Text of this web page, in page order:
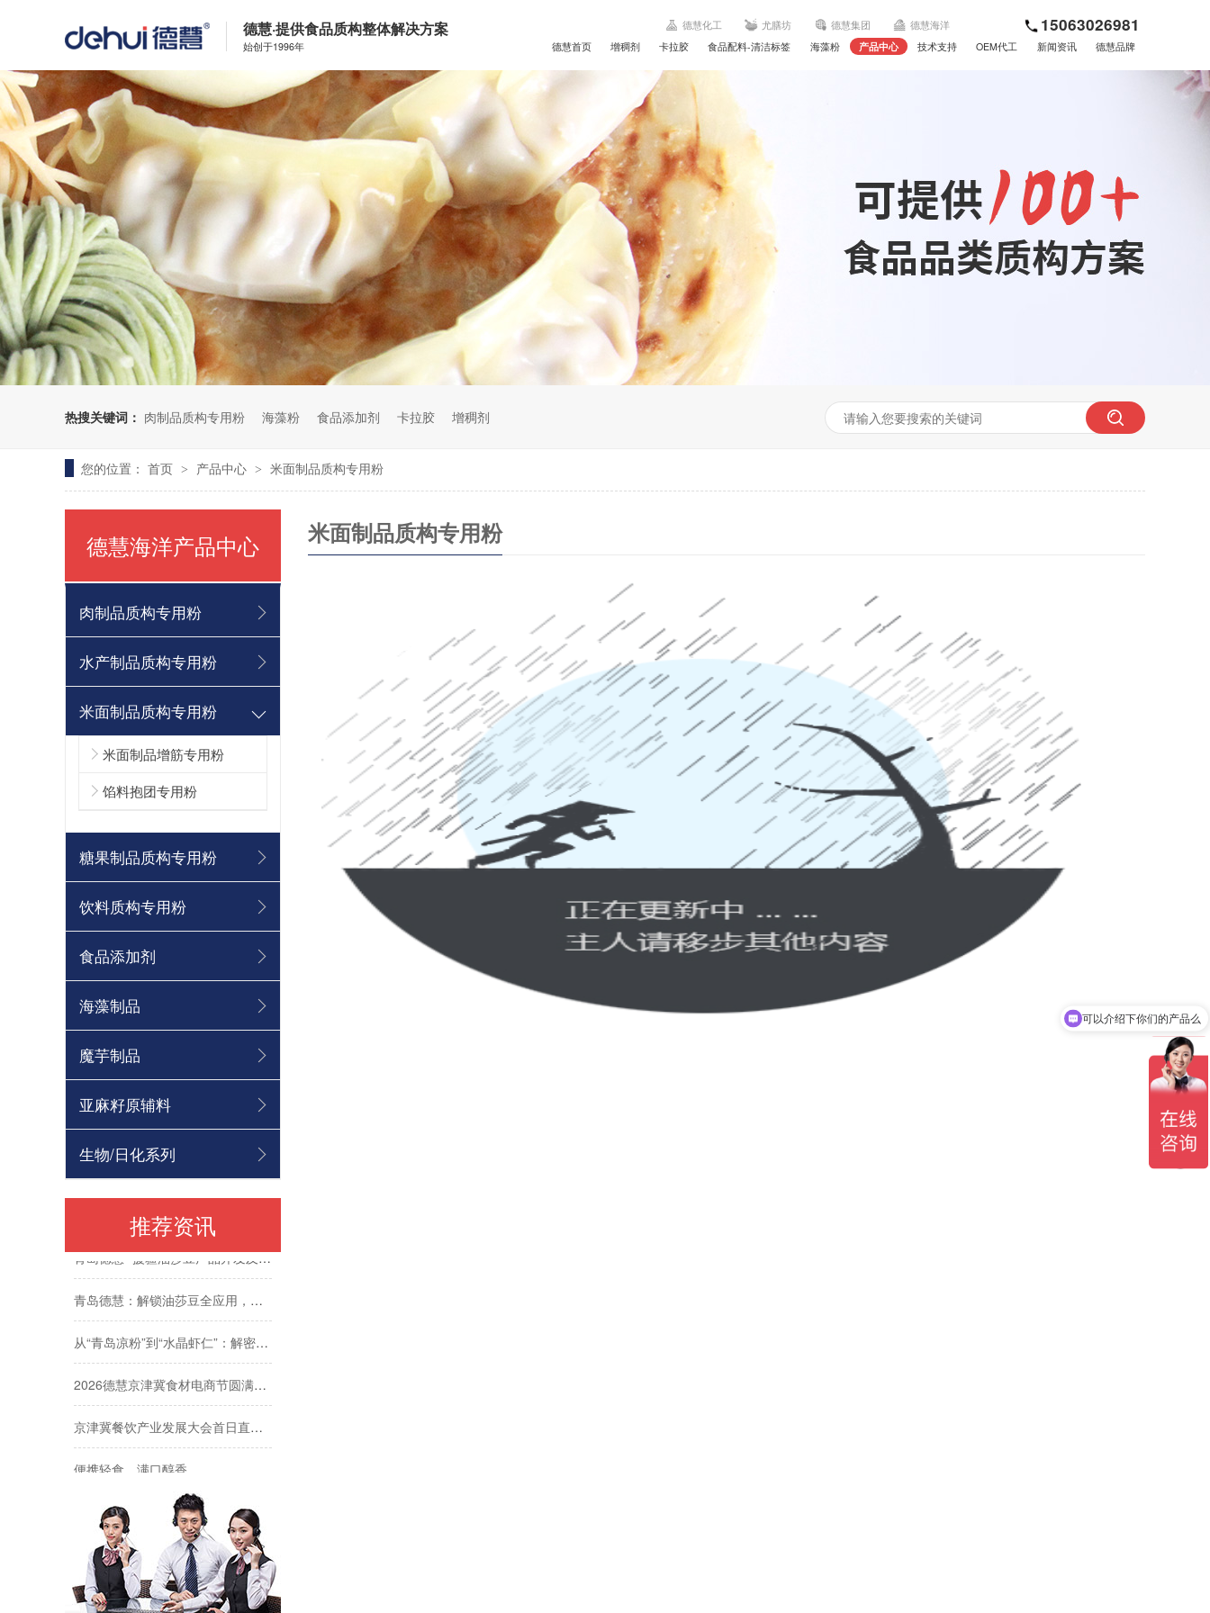
德慧·提供食品质构整体解决方案
始创于1996年
德慧化工 尤膳坊 德慧集团 德慧海洋 15063026981
德慧首页 增稠剂 卡拉胶 食品配料-清洁标签 海藻粉 产品中心 技术支持 OEM代工 新闻资讯 德慧品牌
热搜关键词： 肉制品质构专用粉 海藻粉 食品添加剂 卡拉胶 增稠剂
您的位置： 首页 > 产品中心 > 米面制品质构专用粉
米面制品质构专用粉
德慧海洋产品中心
肉制品质构专用粉
水产制品质构专用粉
米面制品质构专用粉
米面制品增筋专用粉
馅料抱团专用粉
糖果制品质构专用粉
饮料质构专用粉
食品添加剂
海藻制品
魔芋制品
亚麻籽原辅料
生物/日化系列
推荐资讯
京津冀餐饮产业发展大会首日直击 | 德慧创新质构亮相京津冀食材节
软糯香甜，嚼劲十足
丝滑流淌，一馅百搭
青岛德慧 “援疆油莎豆产品开发及其产业化项目” 成功晋级青岛市 “市长杯” 复赛
便携轻食，满口醇香
软糯香甜，嚼劲十足
咔嚓香脆，甜而不腻
丝滑流淌，一馅百搭